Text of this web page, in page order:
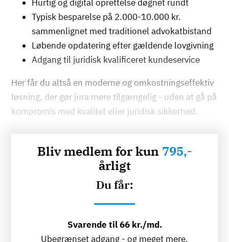
Hurtig og digital oprettelse døgnet rundt
Typisk besparelse på 2.000-10.000 kr.
sammenlignet med traditionel advokatbistand
Løbende opdatering efter gældende lovgivning
Adgang til juridisk kvalificeret kundeservice
Her får du altså en moderne og omkostningseffektiv
løsning, der gør jura mere tilgængelig - uden at gå på
kompromis med kvalitet eller juridisk sikkerhed.
Bliv medlem for kun 795,-
årligt
Du får:
Svarende til 66 kr./md.
Ubegrænset adgang - og meget mere.